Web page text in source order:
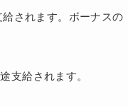
されます。ボーナスの
支給されます。